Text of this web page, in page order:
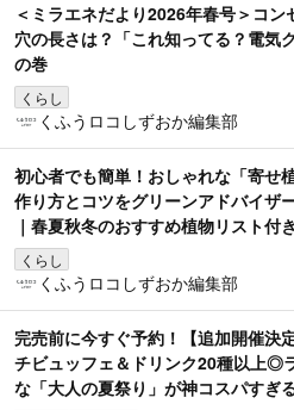
＜ミラエネだより2026年春号＞コン
穴の長さは？「これ知ってる？電気
の巻
くらし
くふうロコしずおか編集部
初心者でも簡単！おしゃれな「寄せ
作り方とコツをグリーンアドバイザ
｜春夏秋冬のおすすめ植物リスト付き
くらし
くふうロコしずおか編集部
完売前に今すぐ予約！【追加開催決
チビュッフェ＆ドリンク20種以上◎
な「大人の夏祭り」が神コスパすぎ